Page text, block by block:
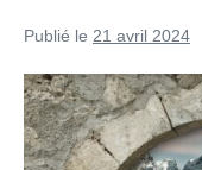
Publié le 21 avril 2024
Recevoir
la
Parole